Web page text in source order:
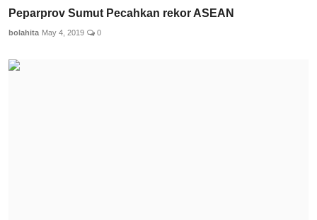
Peparprov Sumut Pecahkan rekor ASEAN
bolahita May 4, 2019 0